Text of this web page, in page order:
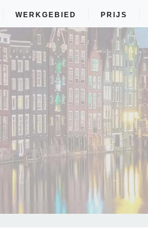
WERKGEBIED PRIJS